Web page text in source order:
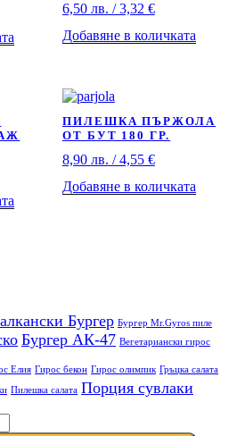
6,50 лв. / 3,32 €
Добавяне в количката
ПИЛЕШКА ПЪРЖОЛА
ОТ БУТ 180 ГР.
8,90 лв. / 4,55 €
Добавяне в количката
Бургер Бургер Mr.Gyros пиле
Бургер АК-47 Вегетариански гирос
Елия Гирос бекон Гирос олимпик Гръцка салата
Пилешка салата Порция сувлаки